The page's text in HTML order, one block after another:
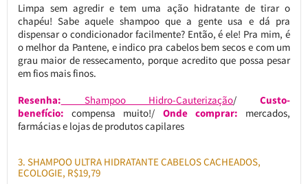
Limpa sem agredir e tem uma ação hidratante de tirar o
chapéu! Sabe aquele shampoo que a gente usa e dá pra
dispensar o condicionador facilmente? Então, é ele! Pra mim, é
o melhor da Pantene, e indico pra cabelos bem secos e com um
grau maior de ressecamento, porque acredito que possa pesar
em fios mais finos.
Resenha: Shampoo Hidro-Cauterização/Custo-
benefício: compensa muito!/ Onde comprar: mercados,
farmácias e lojas de produtos capilares
3. SHAMPOO ULTRA HIDRATANTE CABELOS CACHEADOS,
ECOLOGIE, R$19,79